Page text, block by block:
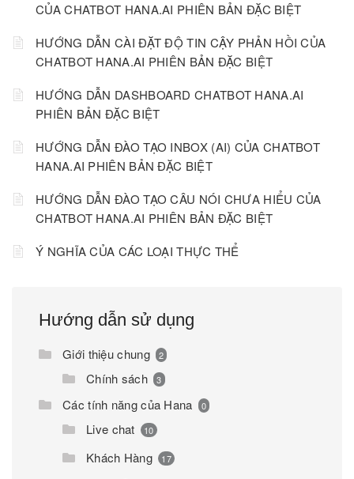
CỦA CHATBOT HANA.AI PHIÊN BẢN ĐẶC BIỆT
HƯỚNG DẪN CÀI ĐẶT ĐỘ TIN CẬY PHẢN HỒI CỦA
CHATBOT HANA.AI PHIÊN BẢN ĐẶC BIỆT
HƯỚNG DẪN DASHBOARD CHATBOT HANA.AI
PHIÊN BẢN ĐẶC BIỆT
HƯỚNG DẪN ĐÀO TẠO INBOX (AI) CỦA CHATBOT
HANA.AI PHIÊN BẢN ĐẶC BIỆT
HƯỚNG DẪN ĐÀO TẠO CÂU NÓI CHƯA HIỂU CỦA
CHATBOT HANA.AI PHIÊN BẢN ĐẶC BIỆT
Ý NGHĨA CỦA CÁC LOẠI THỰC THỂ
Hướng dẫn sử dụng
Giới thiệu chung 2
Chính sách 3
Các tính năng của Hana 0
Live chat 10
Khách Hàng 17